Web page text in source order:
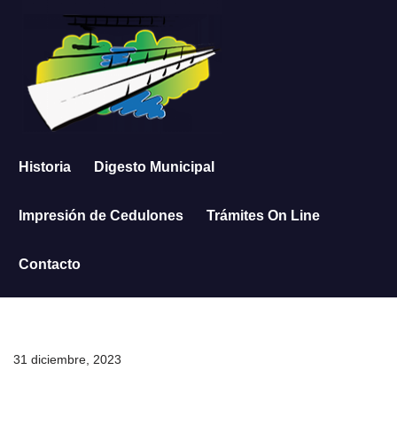
contenido
Historia Digesto Municipal
Impresión de Cedulones Trámites On Line
Contacto
31 diciembre, 2023